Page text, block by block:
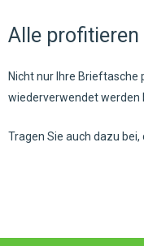
Alle profitieren
Nicht nur Ihre
wiederverwendet werden
Tragen Sie auch dazu